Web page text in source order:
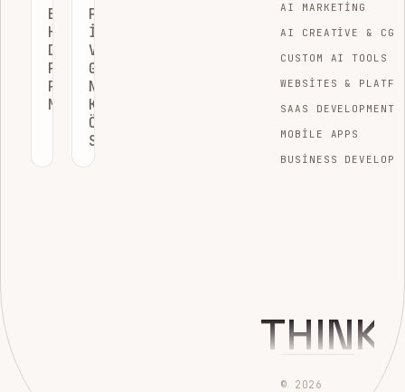
BÜYÜMEYI
HIZLANDIRACAK
DIJITAL
PAZARLAMA
PERFORMANS
METRIKLERI
PAZARLAMACILAR
İÇIN
VERI
GÖRSELLEŞTIRME
NEDEN
KRITIK
ÖNEME
SAHIP?
AI MARKETING
AI CREATIVE & CGI
CUSTOM AI TOOLS
WEBSITES &
SAAS DEVELOPMENT
MOBILE APPS
BUSINESS
© 2026